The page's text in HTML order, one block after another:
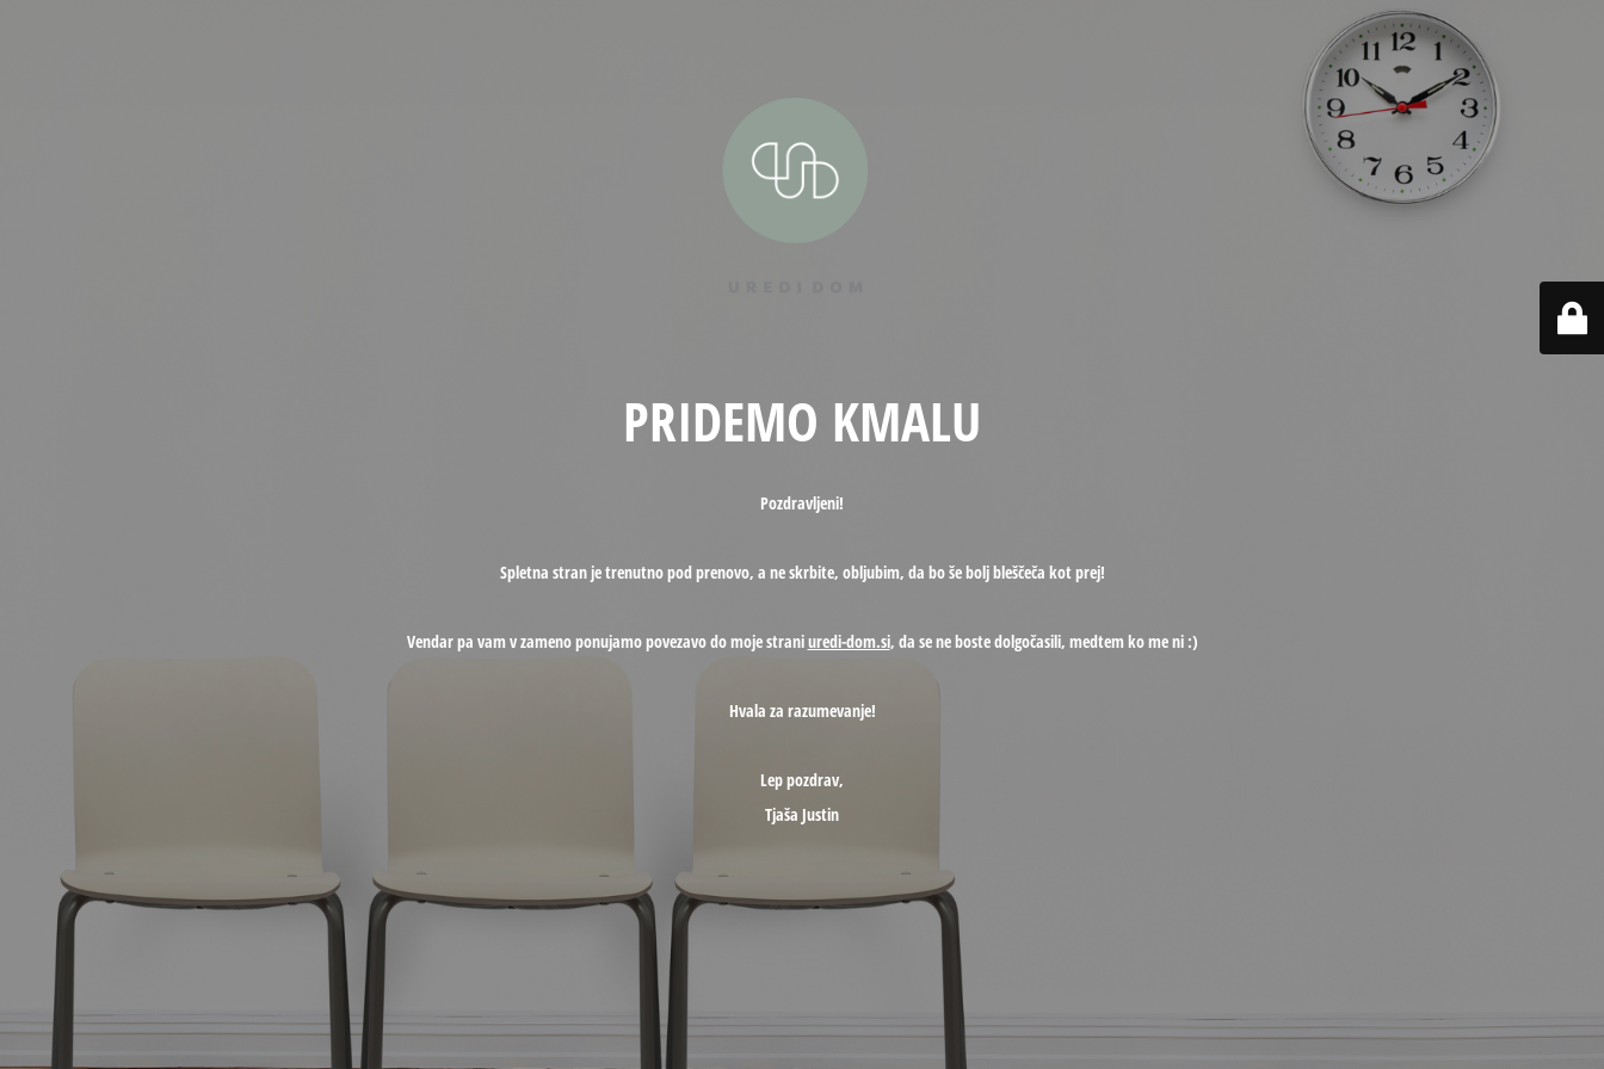
PRIDEMO KMALU
Pozdravljeni!
Spletna stran je trenutno pod prenovo, a ne skrbite, obljubim, da bo še bolj bleščeča kot prej!
Vendar pa vam v zameno ponujamo povezavo do moje straniuredi-dom.si, da se ne boste dolgočasili, medtem ko me ni :)
Hvala za razumevanje!
Lep pozdrav,
Tjaša Justin